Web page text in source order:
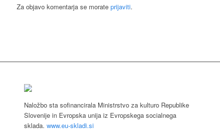
Za objavo komentarja se morate prijaviti.
Naložbo sta sofinancirala Ministrstvo za kulturo Republike
Slovenije in Evropska unija iz Evropskega socialnega
sklada. www.eu-skladi.si